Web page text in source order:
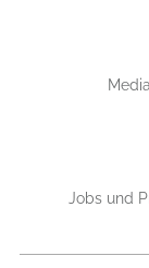
Jobs und